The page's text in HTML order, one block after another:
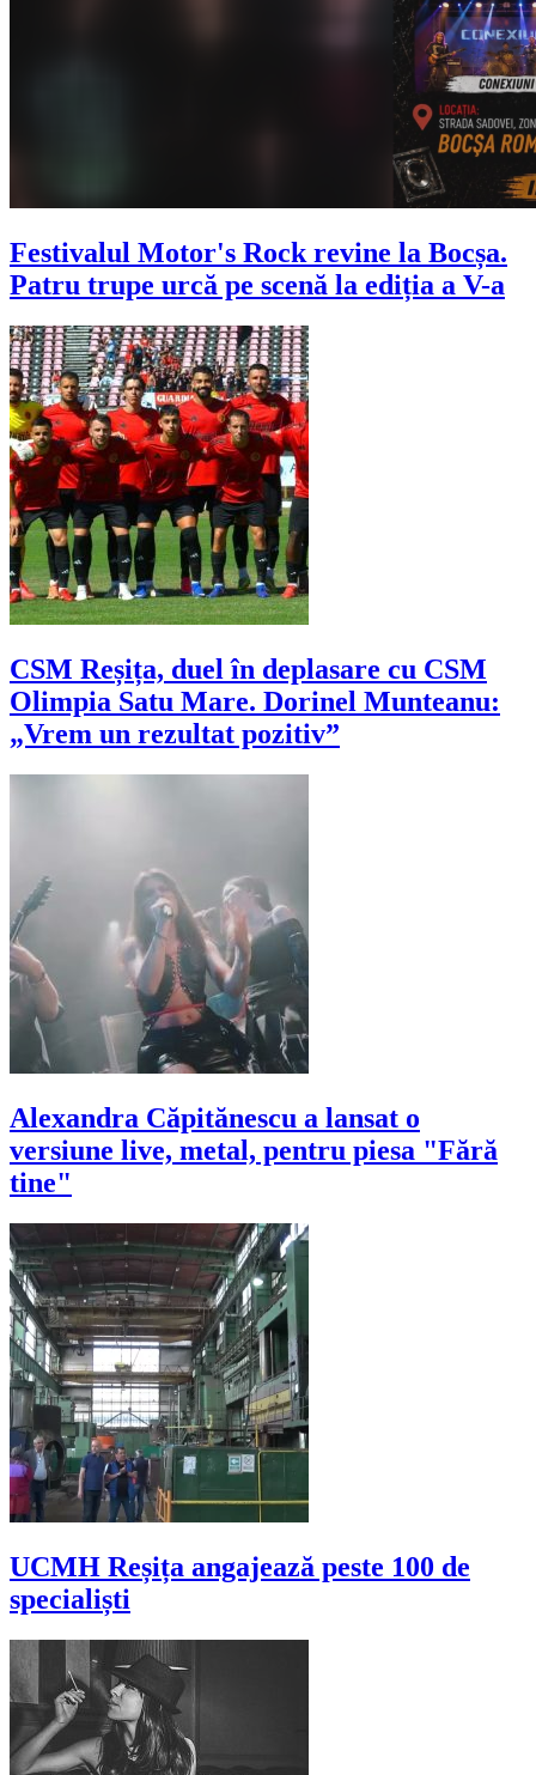
Festivalul Motor's Rock revine la Bocșa.
Patru trupe urcă pe scenă la ediția a V-a
CSM Reșița, duel în deplasare cu CSM
Olimpia Satu Mare. Dorinel Munteanu:
„Vrem un rezultat pozitiv”
Alexandra Căpitănescu a lansat o
versiune live, metal, pentru piesa "Fără
tine"
UCMH Reșița angajează peste 100 de
specialiști